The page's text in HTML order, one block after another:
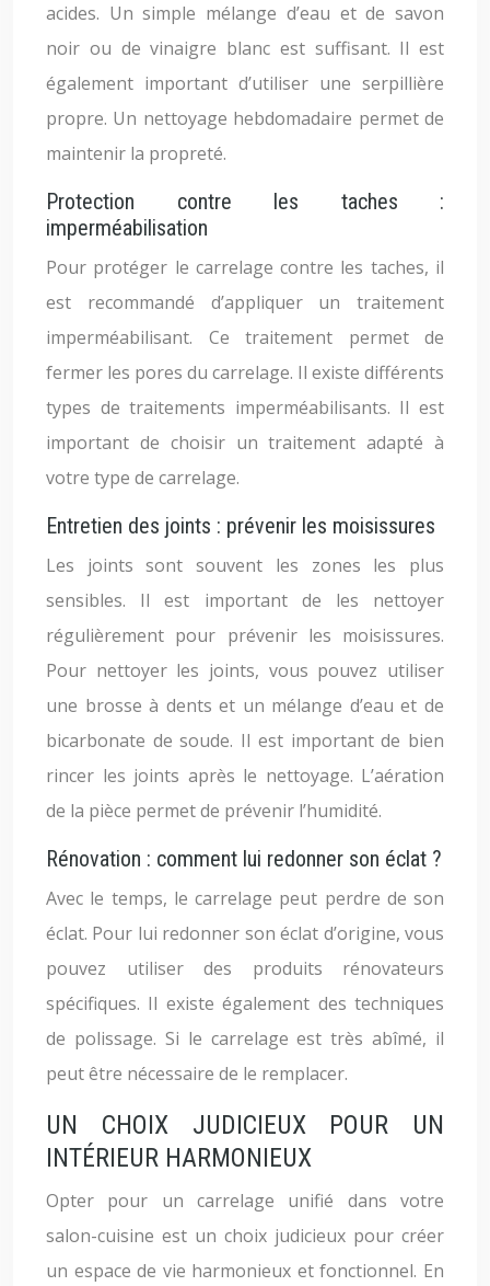
acides. Un simple mélange d’eau et de savon
noir ou de vinaigre blanc est suffisant. Il est
également important d’utiliser une serpillière
propre. Un nettoyage hebdomadaire permet de
maintenir la propreté.
Protection contre les taches :
imperméabilisation
Pour protéger le carrelage contre les taches, il
est recommandé d’appliquer un traitement
imperméabilisant. Ce traitement permet de
fermer les pores du carrelage. Il existe différents
types de traitements imperméabilisants. Il est
important de choisir un traitement adapté à
votre type de carrelage.
Entretien des joints : prévenir les moisissures
Les joints sont souvent les zones les plus
sensibles. Il est important de les nettoyer
régulièrement pour prévenir les moisissures.
Pour nettoyer les joints, vous pouvez utiliser
une brosse à dents et un mélange d’eau et de
bicarbonate de soude. Il est important de bien
rincer les joints après le nettoyage. L’aération
de la pièce permet de prévenir l’humidité.
Rénovation : comment lui redonner son éclat ?
Avec le temps, le carrelage peut perdre de son
éclat. Pour lui redonner son éclat d’origine, vous
pouvez utiliser des produits rénovateurs
spécifiques. Il existe également des techniques
de polissage. Si le carrelage est très abîmé, il
peut être nécessaire de le remplacer.
UN CHOIX JUDICIEUX POUR UN
INTÉRIEUR HARMONIEUX
Opter pour un carrelage unifié dans votre
salon-cuisine est un choix judicieux pour créer
un espace de vie harmonieux et fonctionnel. En